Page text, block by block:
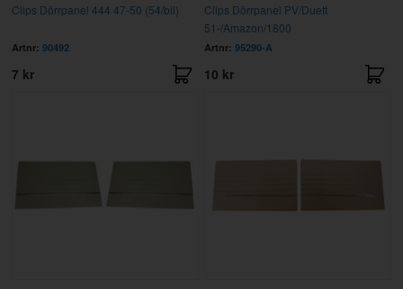
Clips Dörrpanel 444 47-50 (54/bil)
Artnr: 90492
7 kr
Clips Dörrpanel PV/Duett
51-/Amazon/1800
Artnr: 95290-A
10 kr